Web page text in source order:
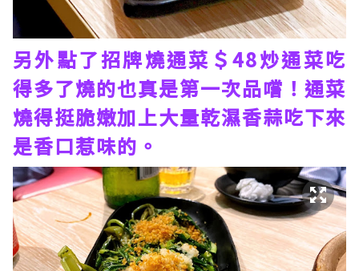
另外點了招牌燒通菜＄48炒通菜吃
得多了燒的也真是第一次品嚐！通菜
燒得挺脆嫩加上大量乾濕香蒜吃下來
是香口惹味的。